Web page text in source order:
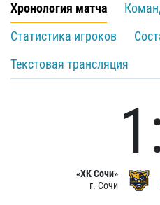
Хронология матча
Статистика игроков
Текстовая трансляция
«ХК Сочи»
г. Сочи